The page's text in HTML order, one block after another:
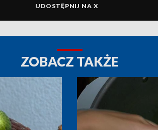
UDOSTĘPNIJ NA X
ZOBACZ TAKŻE